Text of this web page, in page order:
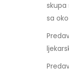
skupa
sa